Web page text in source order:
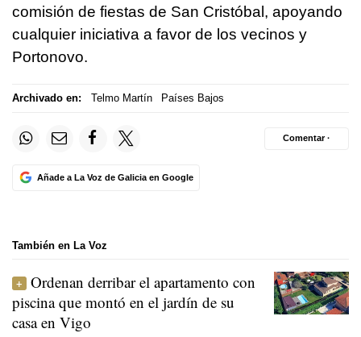
comisión de fiestas de San Cristóbal, apoyando
cualquier iniciativa a favor de los vecinos y
Portonovo.
Archivado en: Telmo Martín Países Bajos
Añade a La Voz de Galicia en Google
Comentar ·
También en La Voz
Ordenan derribar el apartamento con
piscina que montó en el jardín de su
casa en Vigo